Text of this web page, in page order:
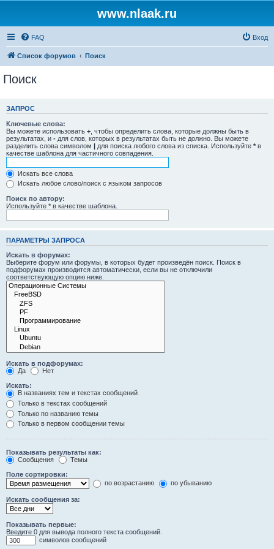
www.nlaak.ru
FAQ Вход
Список форумов Поиск
Поиск
ЗАПРОС
Ключевые слова:
Вы можете использовать + , чтобы определить слова, которые должны быть в
результатах, и - для слов, которых в результатах быть не должно. Вы можете
разделить слова символом | для поиска любого слова из списка. Используйте * в
качестве шаблона для частичного совпадения.
Искать все слова
Искать любое слово/поиск с языком запросов
Поиск по автору:
Используйте * в качестве шаблона.
ПАРАМЕТРЫ ЗАПРОСА
Искать в форумах:
Выберите форум или форумы, в которых будет произведён поиск. Поиск в
подфорумах производится автоматически, если вы не отключили
соответствующую опцию ниже.
Искать в подфорумах:
Да
Нет
Искать:
В названиях тем и текстах сообщений
Только в текстах сообщений
Только по названию темы
Только в первом сообщении темы
Показывать результаты как:
Сообщения
Темы
Поле сортировки:
по возрастанию
по убыванию
Искать сообщения за:
Показывать первые:
Введите 0 для вывода полного текста сообщений.
символов сообщений